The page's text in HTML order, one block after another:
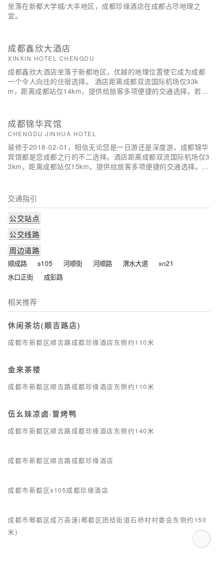
坐落在新都大学城/大丰地区，成都珍缘酒店在成都占尽地理之
宜。
成都鑫欣大酒店
XINXIN HOTEL CHENGDU
成都鑫欣大酒店坐落于新都地区，优越的地理位置使它成为成都
一个令人向往的住宿选择。 酒店距离成都双流国际机场仅33k
m，距离成都站仅14km，提供给旅客多项便捷的交通选择。若是
育和休闲设施。
成都锦华宾馆
CHENGDU JINHUA HOTEL
装修于2018-02-01，相信无论您是一日游还是深度游，成都锦华
宾馆都是您成都之行的不二选择。酒店距离成都双流国际机场仅3
3km，距离成都站仅15km，提供给旅客多项便捷的交通选择。若
体育和休闲设施。
交通指引
公交站点
公交线路
周边道路
顺成路 s105 河顺街 河顺路 渭水大道
xn21
水口正街
成彭路
相关推荐
休闲茶坊(顺吉路店)
成都市新都区顺吉路成都珍缘酒店东侧约110米
金来茶楼
成都市新都区顺吉路成都珍缘酒店东侧约110米
伍幺妹凉卤·冒烤鸭
成都市新都区顺吉路成都珍缘酒店东侧约140米
成都市新都区顺吉路成都珍缘酒店
成都市新都区s105成都珍缘酒店
成都市郫都区成万高速(郫都区团结街道石桥村村委会东侧约150
米)